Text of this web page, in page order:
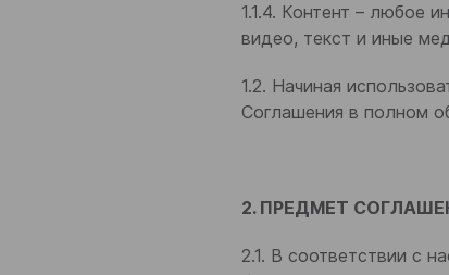
1.1.4. Контент – любое
видео, текст и иные
1.2. Начиная
Соглашения в полном
2. ПРЕДМЕТ
2.1. В соответствии с